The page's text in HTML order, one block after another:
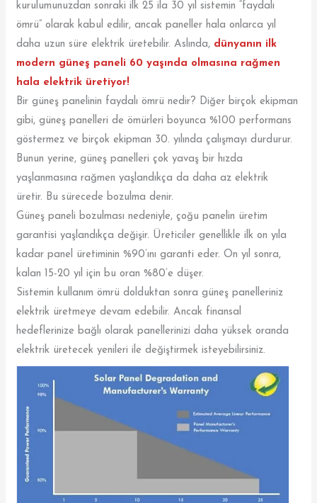
kurulumunuzdan sonraki ilk 25 ila 30 yıl sistemin “faydalı
ömrü” olarak kabul edilir, ancak paneller hala onlarca yıl
daha uzun süre elektrik üretebilir. Aslında, dünyanın ilk
modern güneş paneli 60 yaşında olmasına rağmen
hala elektrik üretiyor!
Bir güneş panelinin faydalı ömrü nedir? Diğer birçok ekipman
gibi, güneş panelleri de ömürleri boyunca %100 performans
göstermez ve birçok ekipman 30. yılında çalışmayı durdurur.
Bunun yerine, güneş panelleri çok yavaş bir hızda
yaşlanmasına rağmen yaşlandıkça da daha az elektrik
üretir. Bu sürecede bozulma denir.
Güneş paneli bozulması nedeniyle, çoğu panelin üretim
garantisi yaşlandıkça değişir. Üreticiler genellikle ilk on yıla
kadar panel üretiminin %90’ını garanti eder. On yıl sonra,
kalan 15-20 yıl için bu oran %80’e düşer.
Sistemin kullanım ömrü dolduktan sonra güneş panelleriniz
elektrik üretmeye devam edebilir. Ancak finansal
hedeflerinize bağlı olarak panellerinizi daha yüksek oranda
elektrik üretecek yenileri ile değiştirmek isteyebilirsiniz.